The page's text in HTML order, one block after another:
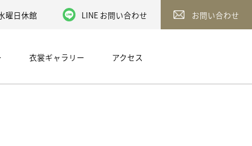
曜日休館 LINE お問い合わせ お問い合わせ
衣裳ギャラリー アクセス